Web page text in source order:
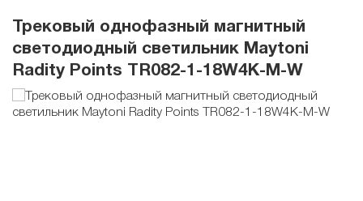
Трековый однофазный магнитный
светодиодный светильник Maytoni
Radity Points TR082-1-18W4K-M-W